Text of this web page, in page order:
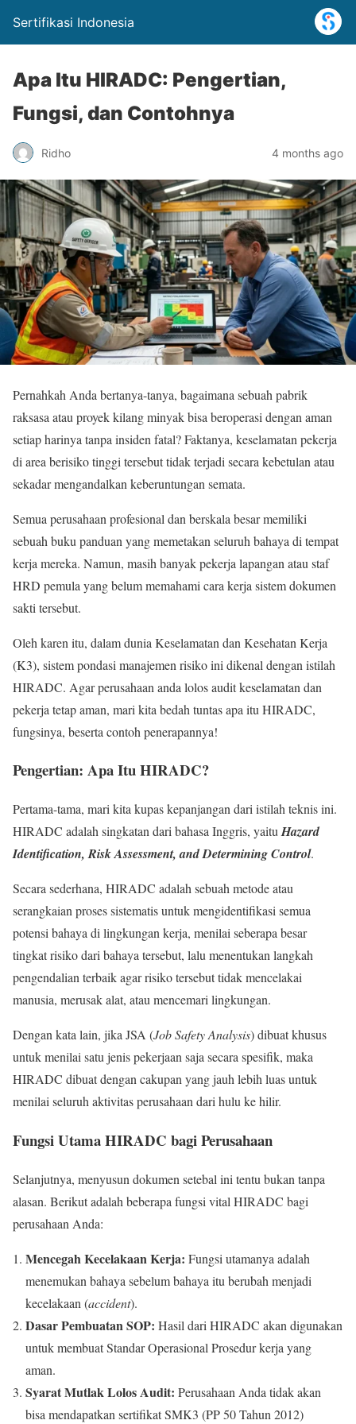
Sertifikasi Indonesia
Apa Itu HIRADC: Pengertian,
Fungsi, dan Contohnya
Ridho 4 months ago
Pernahkah Anda bertanya-tanya, bagaimana sebuah pabrik
raksasa atau proyek kilang minyak bisa beroperasi dengan aman
setiap harinya tanpa insiden fatal? Faktanya, keselamatan pekerja
di area berisiko tinggi tersebut tidak terjadi secara kebetulan atau
sekadar mengandalkan keberuntungan semata.
Semua perusahaan profesional dan berskala besar memiliki
sebuah buku panduan yang memetakan seluruh bahaya di tempat
kerja mereka. Namun, masih banyak pekerja lapangan atau staf
HRD pemula yang belum memahami cara kerja sistem dokumen
sakti tersebut.
Oleh karen itu, dalam dunia Keselamatan dan Kesehatan Kerja
(K3), sistem pondasi manajemen risiko ini dikenal dengan istilah
HIRADC. Agar perusahaan anda lolos audit keselamatan dan
pekerja tetap aman, mari kita bedah tuntas apa itu HIRADC,
fungsinya, beserta contoh penerapannya!
Pengertian: Apa Itu HIRADC?
Pertama-tama, mari kita kupas kepanjangan dari istilah teknis ini.
HIRADC adalah singkatan dari bahasa Inggris, yaitu Hazard
Identification, Risk Assessment, and Determining Control.
Secara sederhana, HIRADC adalah sebuah metode atau
serangkaian proses sistematis untuk mengidentifikasi semua
potensi bahaya di lingkungan kerja, menilai seberapa besar
tingkat risiko dari bahaya tersebut, lalu menentukan langkah
pengendalian terbaik agar risiko tersebut tidak mencelakai
manusia, merusak alat, atau mencemari lingkungan.
Dengan kata lain, jika JSA (Job Safety Analysis) dibuat khusus
untuk menilai satu jenis pekerjaan saja secara spesifik, maka
HIRADC dibuat dengan cakupan yang jauh lebih luas untuk
menilai seluruh aktivitas perusahaan dari hulu ke hilir.
Fungsi Utama HIRADC bagi Perusahaan
Selanjutnya, menyusun dokumen setebal ini tentu bukan tanpa
alasan. Berikut adalah beberapa fungsi vital HIRADC bagi
perusahaan Anda:
Mencegah Kecelakaan Kerja: Fungsi utamanya adalah
menemukan bahaya sebelum bahaya itu berubah menjadi
kecelakaan (accident).
Dasar Pembuatan SOP: Hasil dari HIRADC akan digunakan
untuk membuat Standar Operasional Prosedur kerja yang
aman.
Syarat Mutlak Lolos Audit: Perusahaan Anda tidak akan
bisa mendapatkan sertifikat SMK3 (PP 50 Tahun 2012)